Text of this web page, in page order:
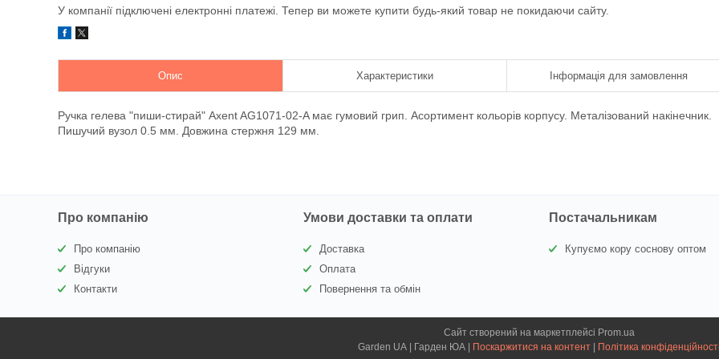
У компанії підключені електронні платежі. Тепер ви можете купити будь-який товар не покидаючи сайту.
Опис Характеристики Інформація для замовлення
Ручка гелева "пиши-стирай" Axent AG1071-02-A має гумовий грип. Асортимент кольорів корпусу. Металізований накінечник.
Пишучий вузол 0.5 мм. Довжина стержня 129 мм.
Про компанію
Про компанію
Відгуки
Контакти
Умови доставки та оплати
Доставка
Оплата
Повернення та обмін
Постачальникам
Купуємо кору соснову оптом
Сайт створений на маркетплейсі Prom.ua
Поскаржитися на контент Політика